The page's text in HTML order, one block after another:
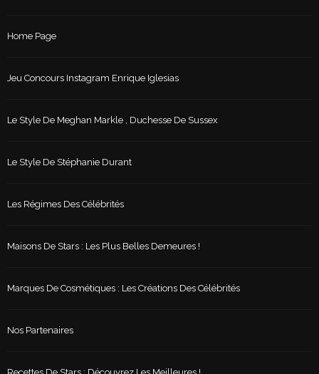
Home Page
Jeu Concours Instagram Enrique Iglesias
Le Style De Meghan Markle , Duchesse De Sussex
Le Style De Stéphanie Durant
Les Régimes Des Célébrités
Maisons De Stars : Les Plus Belles Demeures !
Marques De Cosmétiques : Les Créations Des Célébrités
Nos Partenaires